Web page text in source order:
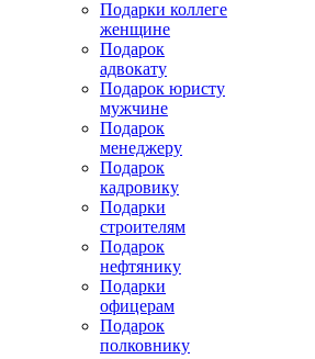
Подарки коллеге
женщине
Подарок
адвокату
Подарок юристу
мужчине
Подарок
менеджеру
Подарок
кадровику
Подарки
строителям
Подарок
нефтянику
Подарки
офицерам
Подарок
полковнику